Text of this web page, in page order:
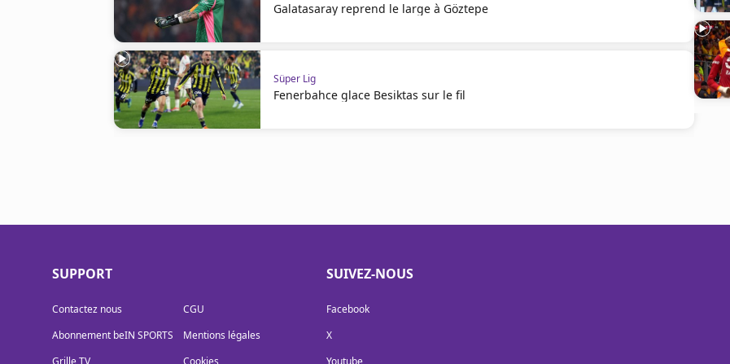
Galatasaray reprend le large à Göztepe
Süper Lig
Fenerbahce glace Besiktas sur le fil
SUPPORT
Contactez nous
Abonnement beIN SPORTS
Grille TV
CGU
Mentions légales
Cookies
SUIVEZ-NOUS
Facebook
X
Youtube